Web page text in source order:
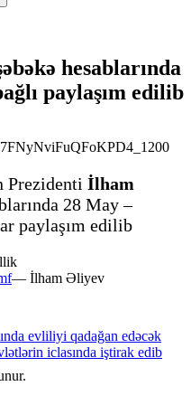
hesablarında
paylaşım edilib
Prezidenti İlham
28 May –
paylaşım edilib
— İlham Əliyev
evliliyi qadağan edəcək
iclasında iştirak edib